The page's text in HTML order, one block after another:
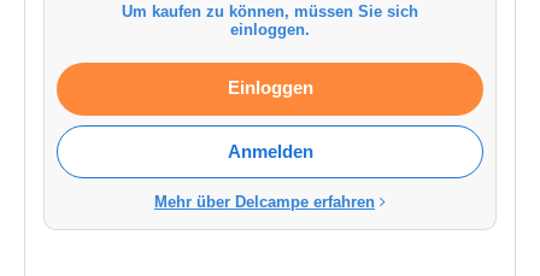
Um kaufen zu können, müssen Sie sich
einloggen.
Einloggen
Anmelden
Mehr über Delcampe erfahren